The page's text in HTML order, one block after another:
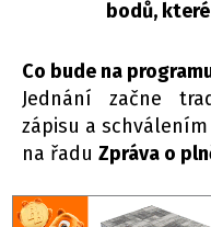
bodů,
Co bude na
Jednání začne
zápisu a
na řadu Zpráva o